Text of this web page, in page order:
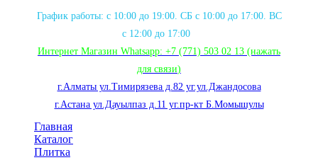
График работы: с 10:00 до 19:00. СБ с 10:00 до 17:00. ВС
с 12:00 до 17:00
Интернет Магазин Whatsapp: +7 (771) 503 02 13 (нажать
для связи)
г.Алматы ул.Тимирязева д.82 уг.ул.Джандосова
г.Астана ул.Дауылпаз д.11 уг.пр-кт Б.Момышулы
Главная
Каталог
Плитка